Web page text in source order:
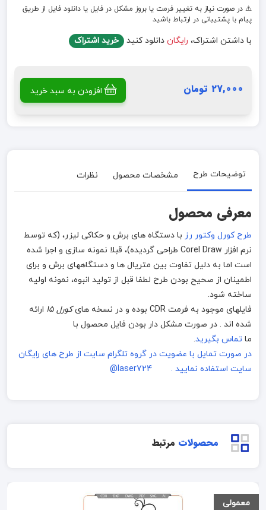
⚠️ در صورت نیاز به تغییر فرمت یا بروز مشکل در فایل یا دانلود فایل از طریق
پیام با پشتیبانی در ارتباط باشید
با داشتن اشتراک، رایگان دانلود کنید خرید اشتراک
27,000 تومان افزودن به سبد خرید
توضیحات طرح مشخصات محصول نظرات
معرفی محصول
طرح کورل وکتور رز با دستگاه های برش و حکاکی لیزر، (که توسط
نرم افزار Corel Draw طراحی گردیده)، قبلا نمونه سازی و اجرا شده
است اما به دلیل تفاوت بین متریال ها و دستگاههای برش و برای
اطمینان از صحیح بودن طرح لطفا قبل از تولید انبوه، نمونه اولیه
ساخته شود.
فایلهای موجود به فرمت CDR بوده و در نسخه های
کورل 15
ارائه
شده اند . در صورت مشکل دار بودن فایل محصول با
ما تماس بگیرید.
در صورت تمایل با عضویت در گروه تلگرام سایت از طرح های رایگان
سایت استفاده نمایید . laser724@
محصولات مرتبط
معمولی